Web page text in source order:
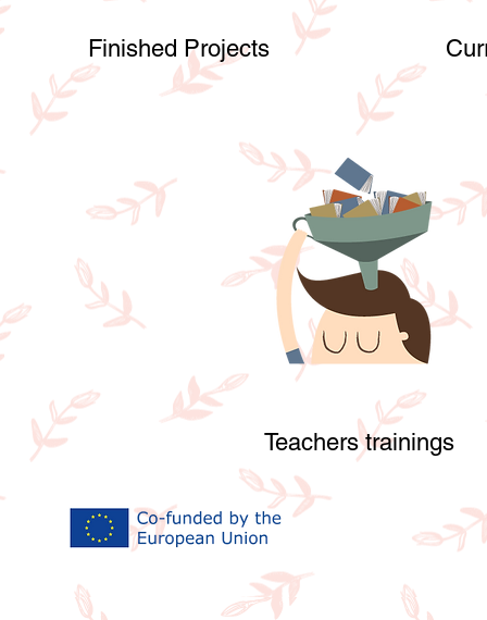
Finished Projects
Teachers trainings